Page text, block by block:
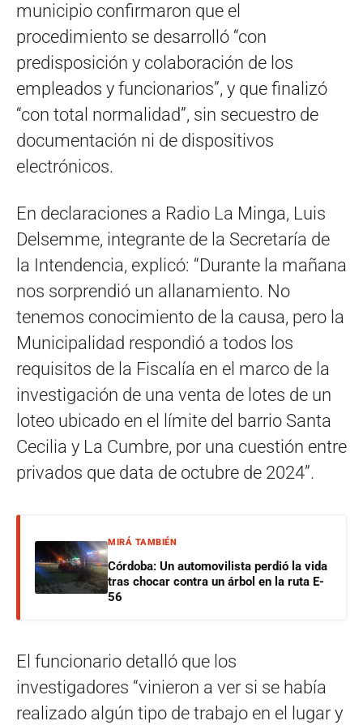
municipio confirmaron que el
procedimiento se desarrolló “con
predisposición y colaboración de los
empleados y funcionarios”, y que finalizó
“con total normalidad”, sin secuestro de
documentación ni de dispositivos
electrónicos.
En declaraciones a Radio La Minga, Luis
Delsemme, integrante de la Secretaría de
la Intendencia, explicó: “Durante la mañana
nos sorprendió un allanamiento. No
tenemos conocimiento de la causa, pero la
Municipalidad respondió a todos los
requisitos de la Fiscalía en el marco de la
investigación de una venta de lotes de un
loteo ubicado en el límite del barrio Santa
Cecilia y La Cumbre, por una cuestión entre
privados que data de octubre de 2024”.
MIRÁ TAMBIÉN
Córdoba: Un automovilista perdió la vida
tras chocar contra un árbol en la ruta E-
56
El funcionario detalló que los
investigadores “vinieron a ver si se había
realizado algún tipo de trabajo en el lugar y